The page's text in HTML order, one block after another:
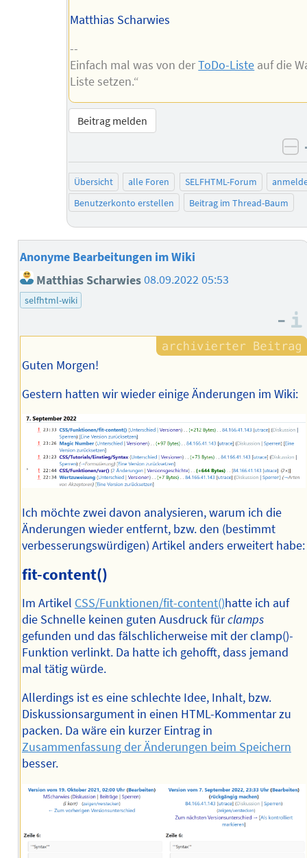
Matthias Scharwies
--
Einfach mal was von derToDo-Liste auf die
Liste setzen.“
Beitrag melden
Übersicht alle Foren SELFHTML-Forum
Benutzerkonto erstellen
Beitrag im Thread-Baum
Anonyme Bearbeitungen im Wiki
Matthias Scharwies08.09.2022 05:53
selfhtml-wiki
–
Guten Morgen!
Gestern hatten wir wieder einige Änderungen im Wiki:
Ich möchte zwei davon analysieren, warum ich die
Änderungen wieder entfernt, bzw. den (bestimmt
verbesserungswürdigen) Artikel anders erweitert habe:
fit-content()
Im Artikel CSS/Funktionen/fit-content()hatte ich auf
die Schnelle keinen guten Ausdruck fürclamps
gefunden und das fälschlicherweise mit der clamp()-
Funktion verlinkt. Da hatte ich gehofft, dass jemand
mal tätig würde.
Allerdings ist es eine schlechte Idee, Inhalt, bzw.
Diskussionsargument in einen HTML-Kommentar zu
packen. Da wäre ein kurzer Eintrag in
Zusammenfassung der Änderungen beim Speichern
besser.